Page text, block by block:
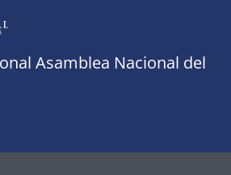
Asamblea Nacional del